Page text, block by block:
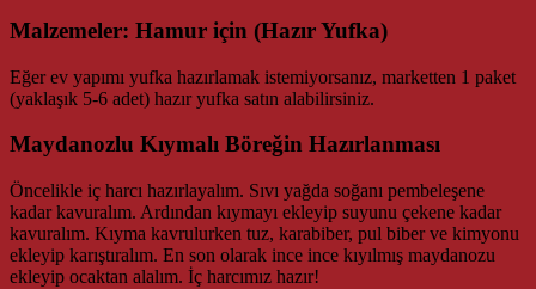
Malzemeler: Hamur için (Hazır Yufka)
Eğer ev yapımı yufka hazırlamak istemiyorsanız, marketten 1 paket
(yaklaşık 5-6 adet) hazır yufka satın alabilirsiniz.
Maydanozlu Kıymalı Böreğin Hazırlanması
Öncelikle iç harcı hazırlayalım. Sıvı yağda soğanı pembeleşene
kadar kavuralım. Ardından kıymayı ekleyip suyunu çekene kadar
kavuralım. Kıyma kavrulurken tuz, karabiber, pul biber ve kimyonu
ekleyip karıştıralım. En son olarak ince ince kıyılmış maydanozu
ekleyip ocaktan alalım. İç harcımız hazır!